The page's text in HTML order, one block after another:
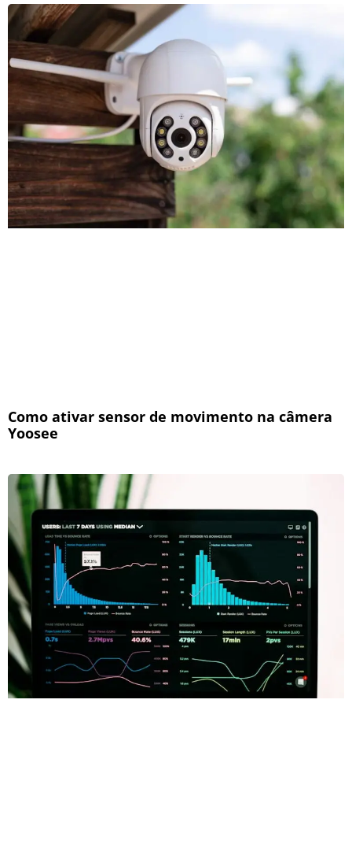
Como ativar sensor de movimento na câmera
Yoosee